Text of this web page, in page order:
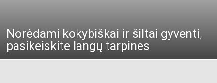
Norėdami kokybiškai ir šiltai gyventi,
pasikeiskite langų tarpines